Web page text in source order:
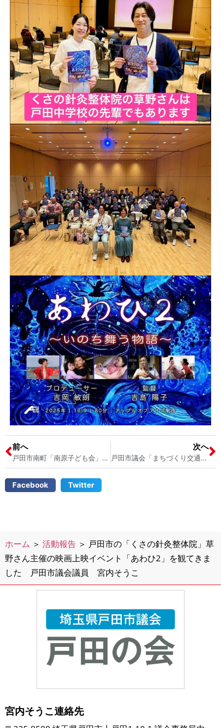
前へ
戸田市南町「南原子ども会」のクリスマス会も開催予定です 戸田市議会議員 宮内そうこ
次へ
戸田市議会「まちづくり交通対策特別委員会」トコバスや公共交通の在り方について 戸田市議会議員 宮内そうこ
Facebook Twitter
ホーム ＞ 活動報告 ＞ 戸田市の「くさの針灸整体院」草
野さん主催の映画上映イベント「あわひ2」を観てきま
した 戸田市議会議員 宮内そうこ
宮内そうこ連絡先